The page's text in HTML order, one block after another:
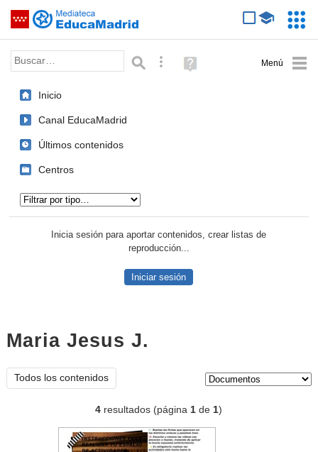
Saltar navegación
Palabra o frase: Búsqueda avanzada
Ayuda
(en
Inicio
Canal EducaMadrid
Últimos contenidos
Centros
Inicia sesión para aportar contenidos, crear listas de
reproducción...
Iniciar sesión
Maria Jesus J.
Todos los contenidos
4 resultados (página1 de1)